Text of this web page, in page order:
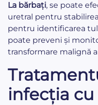
La bărbați, se poate
uretral pentru
pentru identificarea
poate preveni și
transformare malignă
infecția cu